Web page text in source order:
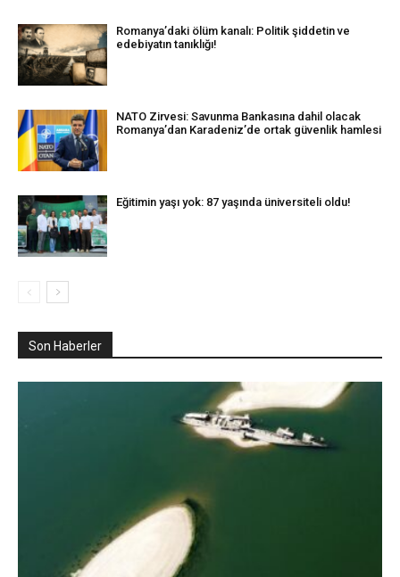
Romanya’daki ölüm kanalı: Politik şiddetin ve
edebiyatın tanıklığı!
NATO Zirvesi: Savunma Bankasına dahil olacak
Romanya’dan Karadeniz’de ortak güvenlik hamlesi
Eğitimin yaşı yok: 87 yaşında üniversiteli oldu!
Son Haberler